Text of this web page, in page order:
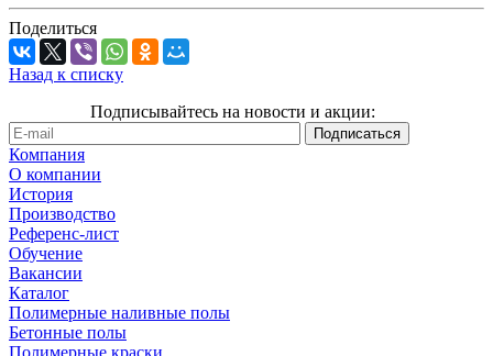
Поделиться
Назад к списку
Подписывайтесь на новости и акции:
Компания
О компании
История
Производство
Референс-лист
Обучение
Вакансии
Каталог
Полимерные наливные полы
Бетонные полы